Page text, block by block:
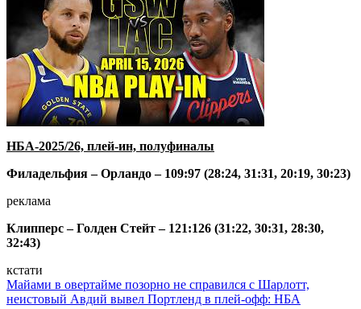
НБА-2025/26, плей-ин, полуфиналы
Филадельфия – Орландо – 109:97 (28:24, 31:31, 20:19, 30:23)
реклама
Клипперс – Голден Стейт – 121:126 (31:22, 30:31, 28:30,
32:43)
кстати
Майами в овертайме позорно не справился с Шарлотт,
неистовый Авдий вывел Портленд в плей-офф: НБА